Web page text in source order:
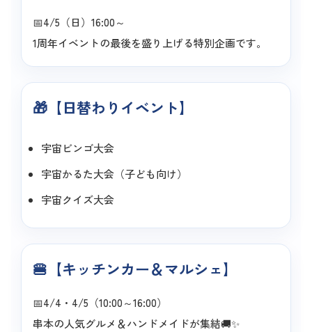
📅4/5（日）16:00～
1周年イベントの最後を盛り上げる特別企画です。
🎁【日替わりイベント】
宇宙ビンゴ大会
宇宙かるた大会（子ども向け）
宇宙クイズ大会
🍔【キッチンカー＆マルシェ】
📅4/4・4/5（10:00～16:00）
串本の人気グルメ＆ハンドメイドが集結🚚✨